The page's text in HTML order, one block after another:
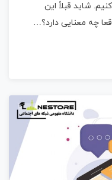
شاید قبلاً این
چه معنایی دارد؟…